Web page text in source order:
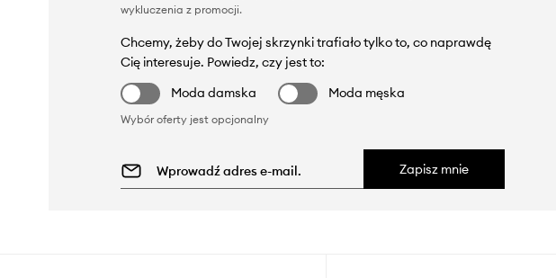
wykluczenia z promocji.
Chcemy, żeby do Twojej skrzynki trafiało tylko to, co naprawdę
Cię interesuje. Powiedz, czy jest to:
Moda damska
Moda męska
Wybór oferty jest opcjonalny
Zapisz mnie